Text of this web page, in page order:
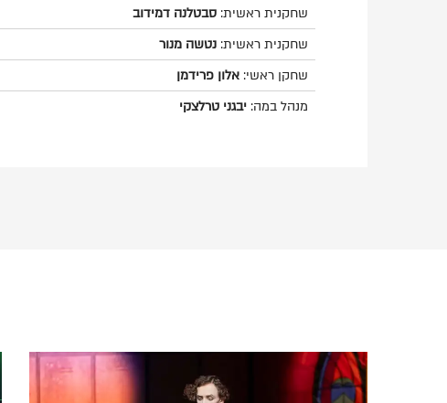
שחקנית ראשית: סבטלנה דמידוב
שחקנית ראשית: נטשה מנור
שחקן ראשי: אלון פרידמן
מנהל במה: יבגני טרלצקי